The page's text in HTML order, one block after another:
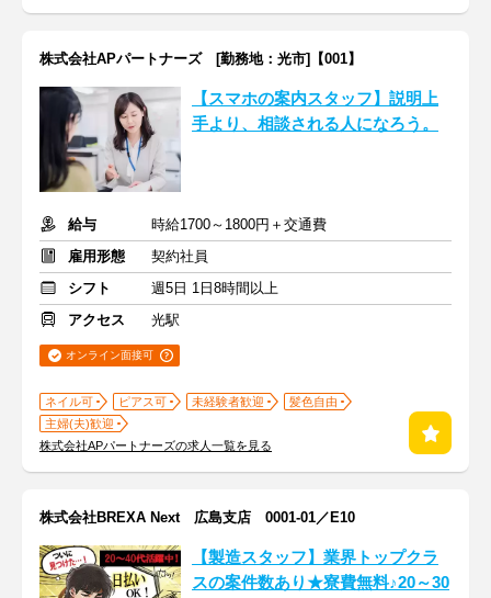
株式会社APパートナーズ [勤務地：光市]【001】
【スマホの案内スタッフ】説明上
手より、相談される人になろう。
給与
時給1700～1800円＋交通費
雇用形態
契約社員
シフト
週5日 1日8時間以上
アクセス
光駅
オンライン面接可
ネイル可 ピアス可 未経験者歓迎
髪色自由
主婦(夫)歓迎
株式会社APパートナーズの求人一覧を見る
株式会社BREXA Next 広島支店 0001-01／E10
【製造スタッフ】業界トップクラ
スの案件数あり★寮費無料♪20～30